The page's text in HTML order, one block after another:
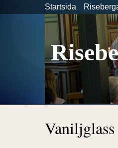
Startsida
Vaniljglass